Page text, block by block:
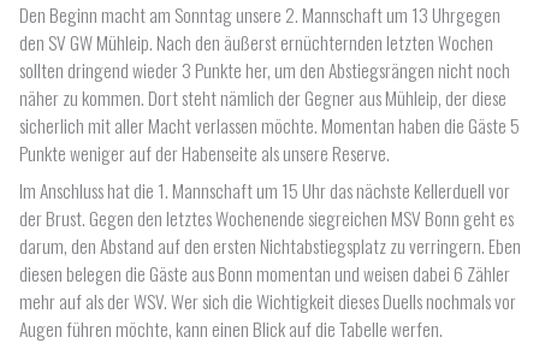
Den Beginn macht am Sonntag unsere 2. Mannschaft um 13 Uhrgegen
den SV GW Mühleip. Nach den äußerst ernüchternden letzten Wochen
sollten dringend wieder 3 Punkte her, um den Abstiegsrängen nicht noch
näher zu kommen. Dort steht nämlich der Gegner aus Mühleip, der diese
sicherlich mit aller Macht verlassen möchte. Momentan haben die Gäste 5
Punkte weniger auf der Habenseite als unsere Reserve.
Im Anschluss hat die 1. Mannschaft um 15 Uhr das nächste Kellerduell vor
der Brust. Gegen den letztes Wochenende siegreichen MSV Bonn geht es
darum, den Abstand auf den ersten Nichtabstiegsplatz zu verringern. Eben
diesen belegen die Gäste aus Bonn momentan und weisen dabei 6 Zähler
mehr auf als der WSV. Wer sich die Wichtigkeit dieses Duells nochmals vor
Augen führen möchte, kann einen Blick auf die Tabelle werfen.